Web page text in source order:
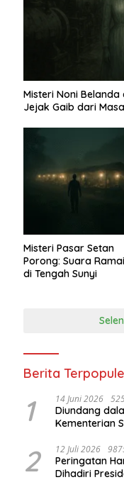
Misteri Noni Belanda
Jejak Gaib dari
Misteri Pasar Setan
Porong: Suara Ramai
di Tengah Sunyi
Berita
1 14 Juni 2026
Diundang
Kementerian
Indonesia
2 12 Juli 2026
Peringatan
Dihadiri